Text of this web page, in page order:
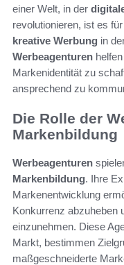
einer Welt, in der
revolutionieren, ist es
kreative Werbung in
Werbeagenturen
Markenidentität zu
ansprechend zu
Die Rolle der
Markenbildung
Werbeagenturen
Markenbildung. Ihre
Markenentwicklung
Konkurrenz abzuheben
einzunehmen. Diese
Markt, bestimmen
maßgeschneiderte